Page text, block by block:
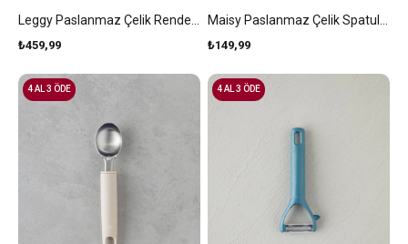
₺459,99 ₺149,99
4 AL 3 ÖDE 4 AL 3 ÖDE